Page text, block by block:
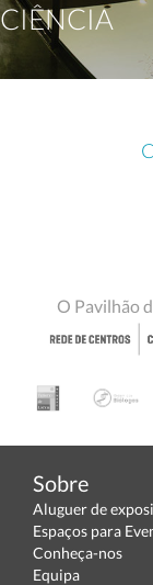
CIÊNCIA
O Pavilhão
Sobre
Aluguer de
Espaços para
Conheça-nos
Equipa